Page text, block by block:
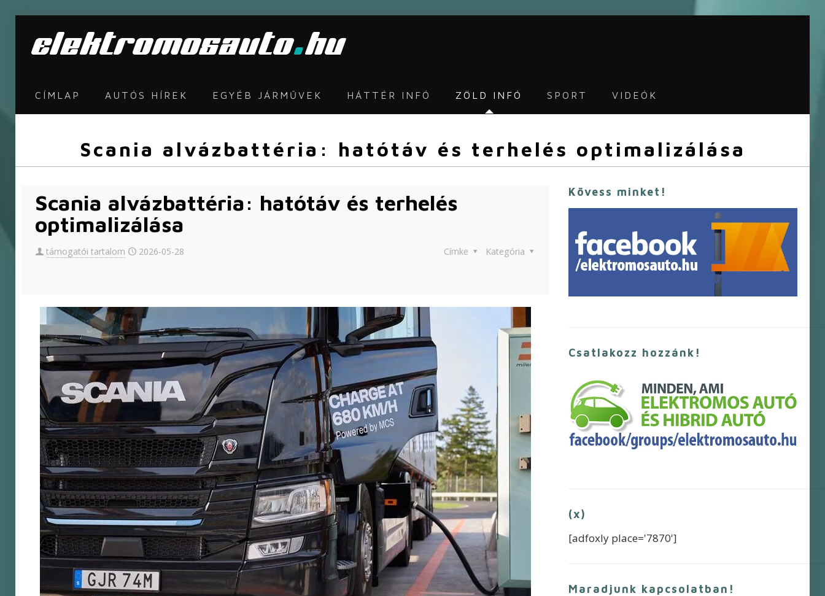
CÍMLAP AUTÓS HÍREK EGYÉB JÁRMŰVEK HÁTTÉR INFÓ ZÖLD INFÓ SPORT VIDEÓK
Scania alvázbattéria: hatótáv és terhelés optimalizálása
Scania alvázbattéria: hatótáv és terhelés
optimalizálása
támogatói tartalom 2026-05-28 Kategória
Címke
Kövess minket!
Csatlakozz hozzánk!
(x)
[adfoxly place='7870']
Maradjunk kapcsolatban!